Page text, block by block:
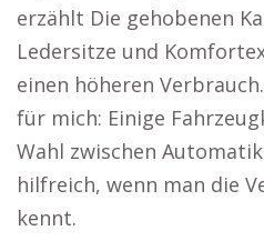
erzählt Die gehobenen
Ledersitze und
einen höheren
für mich: Einige
Wahl zwischen
hilfreich, wenn man die
kennt.